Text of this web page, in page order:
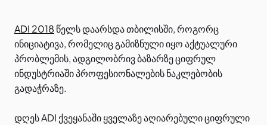
ADI 2018 წელს დაარსდა თბილისში, როგორც
ინიციატივა, რომელიც გამიზნული იყო აქტუალური
პრობლემის, ადგილობრივ ბაზარზე ციფრულ
ინდუსტრიაში პროფესიონალების ნაკლებობის
გადაჭრაზე.
დღეს ADI ქვეყანაში ყველაზე აღიარებული ციფრული